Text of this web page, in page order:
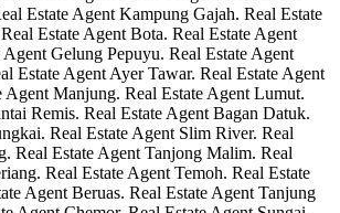
Estate Agent Kampung Gajah. Real Estate
Estate Agent Bota. Real Estate Agent
Gelung Pepuyu. Real Estate Agent
Estate Agent Ayer Tawar. Real Estate Agent
Agent Manjung. Real Estate Agent Lumut.
Remis. Real Estate Agent Bagan Datuk.
Real Estate Agent Slim River. Real
Real Estate Agent Tanjong Malim. Real
Real Estate Agent Temoh. Real Estate
Agent Beruas. Real Estate Agent Tanjung